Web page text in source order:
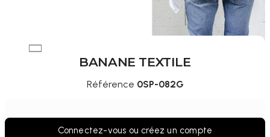
BANANE TEXTILE
Référence 0SP-082G
Connectez-vous ou créez un compte